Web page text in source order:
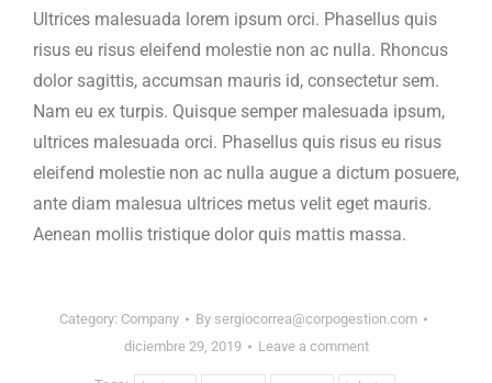
Ultrices malesuada lorem ipsum orci. Phasellus quis
risus eu risus eleifend molestie non ac nulla. Rhoncus
dolor sagittis, accumsan mauris id, consectetur sem.
Nam eu ex turpis. Quisque semper malesuada ipsum,
ultrices malesuada orci. Phasellus quis risus eu risus
eleifend molestie non ac nulla augue a dictum posuere,
ante diam malesua ultrices metus velit eget mauris.
Aenean mollis tristique dolor quis mattis massa.
Category: Company By sergiocorrea@corpogestion.com
diciembre 29, 2019
Leave a comment